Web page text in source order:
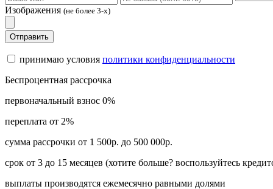
Изображения (не более 3-х)
Отправить
принимаю условия политики конфиденциальности
Беспроцентная рассрочка
первоначальный взнос 0%
переплата от 2%
сумма рассрочки от 1 500р. до 500 000р.
срок от 3 до 15 месяцев (хотите больше? воспользуйтесь
выплаты производятся ежемесячно равными долями